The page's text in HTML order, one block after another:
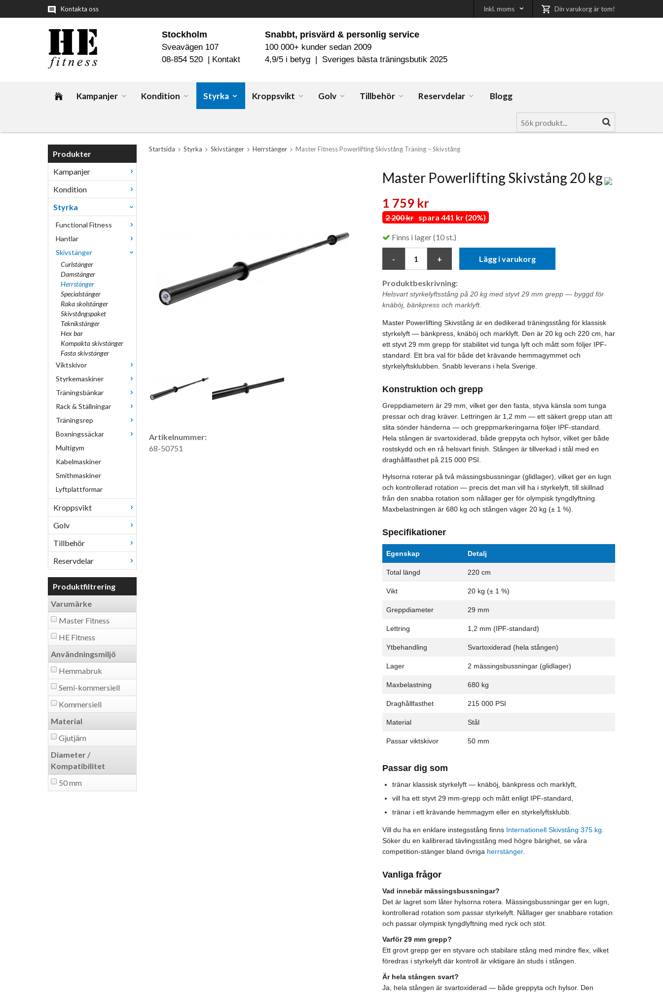
Kontakta oss Inkl. moms Din varukorg är tom!
Snabbt, prisvärd & personlig service
100 000+ kunder sedan 2009
4,9/5 i betyg | Sveriges bästa träningsbutik 2025
Stockholm
Sveavägen 107
08-854 520 | Kontakt
Kampanjer Kondition Styrka Kroppsvikt Golv Tillbehör Reservdelar Blogg
Produkter
Kampanjer
Kondition
Styrka
Functional Fitness
Hantlar
Skivstänger
Curlstänger
Damstänger
Herrstänger
Specialstänger
Raka skolstänger
Skivstångspaket
Teknikstänger
Hex bar
Kompakta skivstänger
Fasta skivstänger
Viktskivor
Styrkemaskiner
Träningsbänkar
Rack & Ställningar
Träningsrep
Boxningssäckar
Multigym
Kabelmaskiner
Smithmaskiner
Lyftplattformar
Kroppsvikt
Golv
Tillbehör
Reservdelar
Produktfiltrering
Varumärke
Master Fitness
HE Fitness
Användningsmiljö
Hemmabruk
Semi-kommersiell
Kommersiell
Material
Gjutjärn
Diameter /
Kompatibilitet
50 mm
Startsida Styrka Skivstänger Herrstänger Master Fitness Powerlifting Skivstång Träning – Skivstång
Master Powerlifting Skivstång 20 kg
1 759 kr
2 200 krspara 441 kr (20%)
Finns i lager (10 st.)
Lägg i varukorg
Produktbeskrivning:
Helsvart styrkelyftsstång på 20 kg med styvt 29 mm grepp — byggd för
knäböj, bänkpress och marklyft.
Master Powerlifting Skivstång är en dedikerad träningsstång för klassisk
styrkelyft — bänkpress, knäböj och marklyft. Den är 20 kg och 220 cm, har
ett styvt 29 mm grepp för stabilitet vid tunga lyft och mått som följer IPF-
standard. Ett bra val för både det krävande hemmagymmet och
styrkelyftsklubben. Snabb leverans i hela Sverige.
Konstruktion och grepp
Greppdiametern är 29 mm, vilket ger den fasta, styva känsla som tunga
pressar och drag kräver. Lettringen är 1,2 mm — ett säkert grepp utan att
slita sönder händerna — och greppmarkeringarna följer IPF-standard.
Hela stången är svartoxiderad, både greppyta och hylsor, vilket ger både
rostskydd och en rå helsvart finish. Stången är tillverkad i stål med en
draghållfasthet på 215 000 PSI.
Hylsorna roterar på två mässingsbussningar (glidlager), vilket ger en lugn
och kontrollerad rotation — precis det man vill ha i styrkelyft, till skillnad
från den snabba rotation som nållager ger för olympisk tyngdlyftning.
Maxbelastningen är 680 kg och stången väger 20 kg (± 1 %).
Specifikationer
Egenskap Detalj
Total längd 220 cm
Vikt 20 kg (± 1 %)
Greppdiameter 29 mm
Lettring 1,2 mm (IPF-standard)
Ytbehandling Svartoxiderad (hela stången)
Lager 2 mässingsbussningar (glidlager)
Maxbelastning 680 kg
Draghållfasthet 215 000 PSI
Material Stål
Passar viktskivor 50 mm
Passar dig som
tränar klassisk styrkelyft — knäböj, bänkpress och marklyft,
vill ha ett styvt 29 mm-grepp och mått enligt IPF-standard,
tränar i ett krävande hemmagym eller en styrkelyftsklubb.
Vill du ha en enklare instegsstång finns Internationell Skivstång 375 kg.
Söker du en kalibrerad tävlingsstång med högre bärighet, se våra
competition-stänger bland övriga herrstänger.
Vanliga frågor
Vad innebär mässingsbussningar?
Det är lagret som låter hylsorna rotera. Mässingsbussningar ger en lugn,
kontrollerad rotation som passar styrkelyft. Nållager ger snabbare rotation
och passar olympisk tyngdlyftning med ryck och stöt.
Varför 29 mm grepp?
Ett grovt grepp ger en styvare och stabilare stång med mindre flex, vilket
föredras i styrkelyft där kontroll är viktigare än studs i stången.
Är hela stången svart?
Ja, hela stången är svartoxiderad — både greppyta och hylsor. Den
Artikelnummer:
68-50751